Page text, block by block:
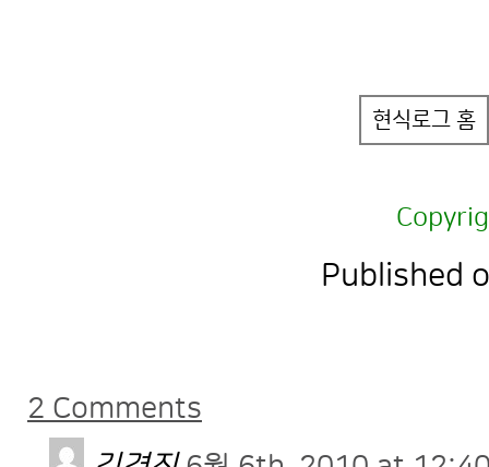
현식로그 홈
Published
2 Comments